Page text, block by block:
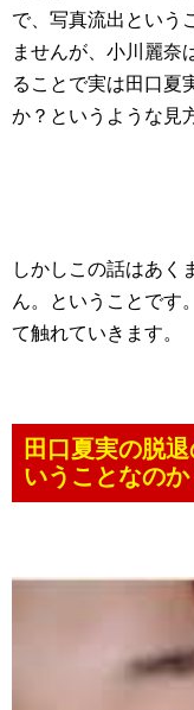
で、写真流出という
ませんが、小川麗奈
ることで実は田口夏
か？というような見
しかしこの話はあく
ん。ということです
て触れていきます。
田口夏実の脱
いうことなのか